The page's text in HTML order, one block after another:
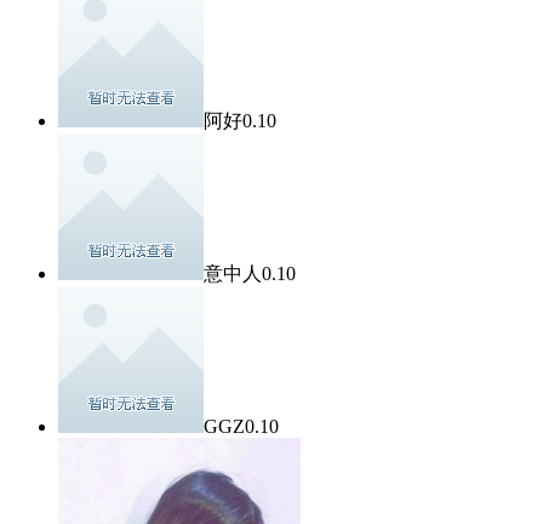
阿好0.10
意中人 0.10
GGZ0.10